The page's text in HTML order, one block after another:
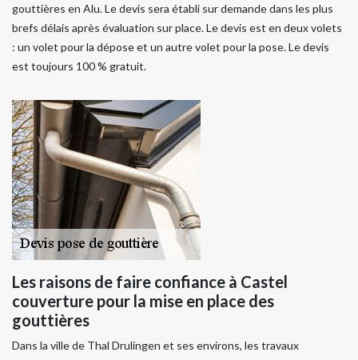
gouttières en Alu. Le devis sera établi sur demande dans les plus
brefs délais après évaluation sur place. Le devis est en deux volets
: un volet pour la dépose et un autre volet pour la pose. Le devis
est toujours 100 % gratuit.
Les raisons de faire confiance à Castel
couverture pour la mise en place des
gouttières
Dans la ville de Thal Drulingen et ses environs, les travaux